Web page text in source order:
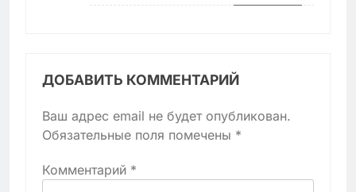
ДОБАВИТЬ КОММЕНТАРИЙ
Ваш адрес email не будет опубликован.
Обязательные поля помечены *
Комментарий *